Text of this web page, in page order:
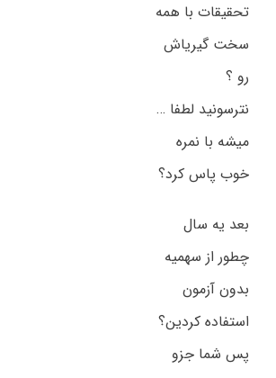
تحقیقات با همه
سخت گیریاش
رو ؟
نترسونید لطفا …
میشه با نمره
خوب پاس کرد؟
بعد یه سال
چطور از سهمیه
بدون آزمون
استفاده کردین؟
پس شما جزو